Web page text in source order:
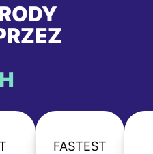
FASTEST